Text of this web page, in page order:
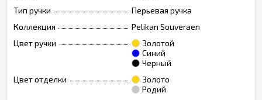
Тип ручки
Перьевая ручка
Коллекция
Pelikan Souveraen
Цвет ручки
Золотой
Синий
Черный
Цвет отделки
Золото
Родий